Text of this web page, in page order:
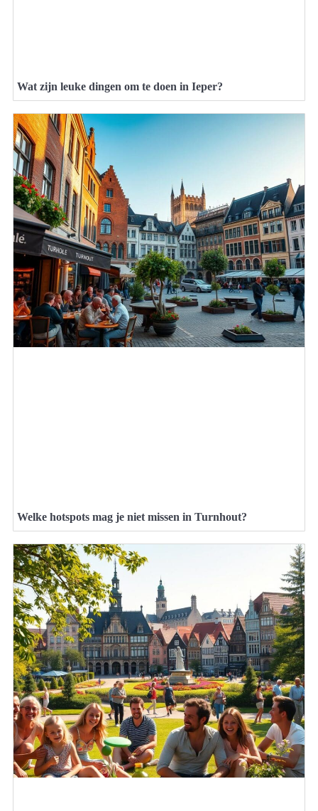
Wat zijn leuke dingen om te doen in Ieper?
Welke hotspots mag je niet missen in Turnhout?